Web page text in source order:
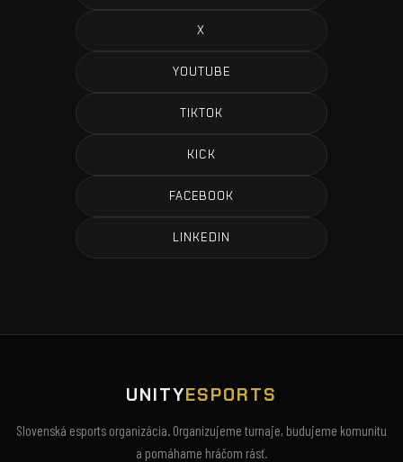
X
YOUTUBE
TIKTOK
KICK
FACEBOOK
LINKEDIN
UNITYESPORTS
Slovenská esports organizácia. Organizujeme turnaje, budujeme komunitu
a pomáhame hráčom rásť.